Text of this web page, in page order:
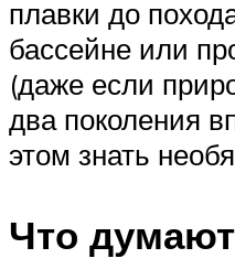
плавки до
бассейне или
(даже если
два поколения
этом знать
Что